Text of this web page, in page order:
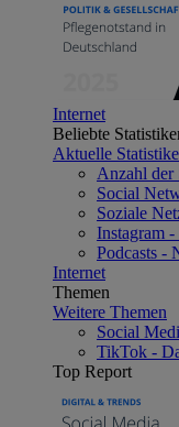
Internet
Beliebte
Aktuelle
Anzahl der
Social
Soziale
Instagram
Podcasts -
Internet
Themen
Weitere Themen
Social
TikTok -
Top Report